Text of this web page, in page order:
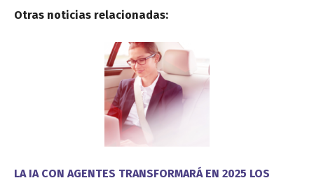
Otras noticias relacionadas:
LA IA CON AGENTES TRANSFORMARÁ EN 2025 LOS